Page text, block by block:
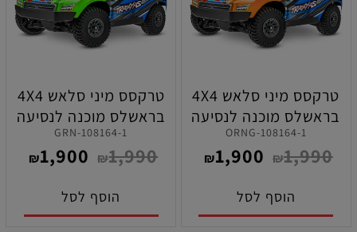
טרקסס מיני סלאש 4X4
בראשלס מוכנה לנסיעה
בגודל 1/16 בצבע כתום108164-1-ORNG
₪1,990
₪1,900
הוסף לסל
טרקסס מיני סלאש 4X4
בראשלס מוכנה לנסיעה
בגודל 1/16 בצבע ירוק108164-1-GRN
₪1,990
₪1,900
הוסף לסל